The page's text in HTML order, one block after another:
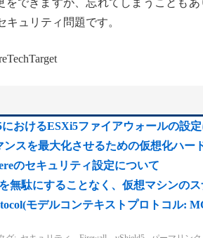
キュリティ問題です。
おけるESXi5ファイアウォールの設
ンスを最大化させるための仮想化ハー
のセキュリティ設定について
無駄にすることなく、仮想マシンの
モデルコンテキストプロトコル: